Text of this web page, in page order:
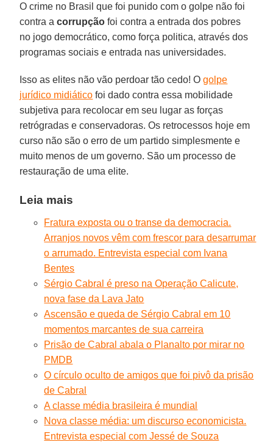
O crime no Brasil que foi punido com o golpe não foi
contra acorrupção foi contra a entrada dos pobres
no jogo democrático, como força politica, através dos
programas sociais e entrada nas universidades.
Isso as elites não vão perdoar tão cedo! Ogolpe
jurídico midiático foi dado contra essa mobilidade
subjetiva para recolocar em seu lugar as forças
retrógradas e conservadoras. Os retrocessos hoje em
curso não são o erro de um partido simplesmente e
muito menos de um governo. São um processo de
restauração de uma elite.
Leia mais
Fratura exposta ou o transe da democracia.
Arranjos novos vêm com frescor para desarrumar
o arrumado. Entrevista especial com Ivana
Bentes
Sérgio Cabral é preso na Operação Calicute,
nova fase da Lava Jato
Ascensão e queda de Sérgio Cabral em 10
momentos marcantes de sua carreira
Prisão de Cabral abala o Planalto por mirar no
PMDB
O círculo oculto de amigos que foi pivô da prisão
de Cabral
A classe média brasileira é mundial
Nova classe média: um discurso economicista.
Entrevista especial com Jessé de Souza